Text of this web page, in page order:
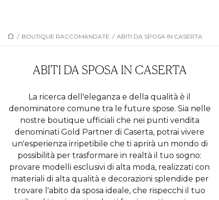
/ BOUTIQUE RACCOMANDATE / ABITI DA SPOSA IN CASERTA
ABITI DA SPOSA IN CASERTA
La ricerca dell'eleganza e della qualità è il
denominatore comune tra le future spose. Sia nelle
nostre boutique ufficiali che nei punti vendita
denominati Gold Partner di Caserta, potrai vivere
un'esperienza irripetibile che ti aprirà un mondo di
possibilità per trasformare in realtà il tuo sogno:
provare modelli esclusivi di alta moda, realizzati con
materiali di alta qualità e decorazioni splendide per
trovare l'abito da sposa ideale, che rispecchi il tuo